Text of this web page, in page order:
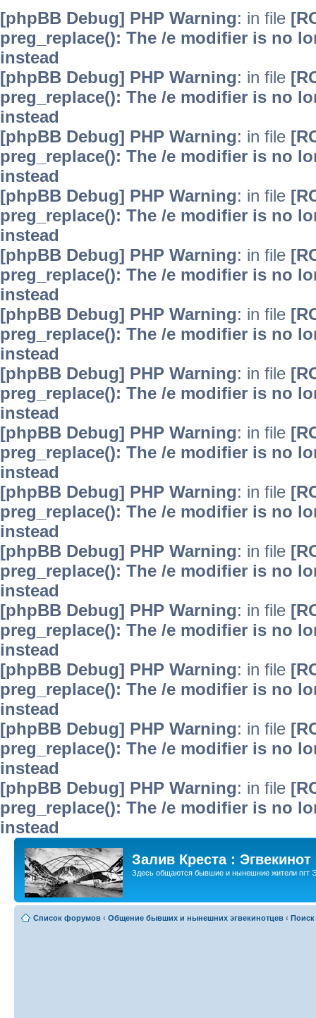
[phpBB Debug] PHP Warning: in file
preg_replace(): The /e modifier is no
instead
[phpBB Debug] PHP Warning: in file
preg_replace(): The /e modifier is no
instead
[phpBB Debug] PHP Warning: in file
preg_replace(): The /e modifier is no
instead
[phpBB Debug] PHP Warning: in file
preg_replace(): The /e modifier is no
instead
[phpBB Debug] PHP Warning: in file
preg_replace(): The /e modifier is no
instead
[phpBB Debug] PHP Warning: in file
preg_replace(): The /e modifier is no
instead
[phpBB Debug] PHP Warning: in file
preg_replace(): The /e modifier is no
instead
[phpBB Debug] PHP Warning: in file
preg_replace(): The /e modifier is no
instead
[phpBB Debug] PHP Warning: in file
preg_replace(): The /e modifier is no
instead
[phpBB Debug] PHP Warning: in file
preg_replace(): The /e modifier is no
instead
[phpBB Debug] PHP Warning: in file
preg_replace(): The /e modifier is no
instead
[phpBB Debug] PHP Warning: in file
preg_replace(): The /e modifier is no
instead
[phpBB Debug] PHP Warning: in file
preg_replace(): The /e modifier is no
instead
[phpBB Debug] PHP Warning: in file
preg_replace(): The /e modifier is no
instead
Залив Креста : Эгвекинот
Здесь общаются бывшие и нынешние жители пгт
Список форумов ‹ Общение бывших и нынешних эгвекинотцев ‹ Поиск